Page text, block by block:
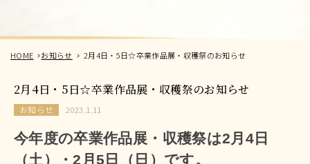
HOME お知らせ 2月4日・5日☆卒業作品展・収穫祭のお知らせ
2月4日・5日☆卒業作品展・収穫祭のお知らせ
お知らせ 2023.1.11
今年度の卒業作品展・収穫祭は2月4日
（土）・2月5日（日）です。